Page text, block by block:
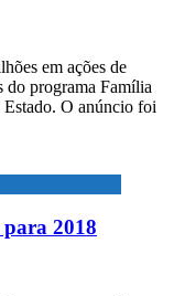
em ações de
do programa Família
Estado. O anúncio foi
para 2018